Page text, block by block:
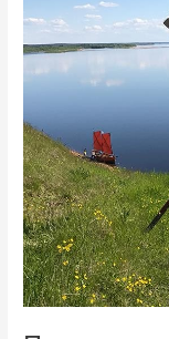
реке
Мезень
летом
года